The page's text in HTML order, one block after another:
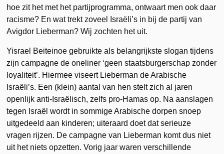
hoe zit het met het partijprogramma, ontwaart men ook daar
racisme? En wat trekt zoveel Israëli’s in bij de partij van
Avigdor Lieberman? Wij zochten het uit.
Yisrael Beiteinoe gebruikte als belangrijkste slogan tijdens
zijn campagne de oneliner ‘geen staatsburgerschap zonder
loyaliteit’. Hiermee viseert Lieberman de Arabische
Israëli’s. Een (klein) aantal van hen stelt zich al jaren
openlijk anti-Israëlisch, zelfs pro-Hamas op. Na aanslagen
tegen Israël wordt in sommige Arabische dorpen snoep
uitgedeeld aan kinderen; uiteraard doet dat serieuze
vragen rijzen. De campagne van Lieberman komt dus niet
uit het niets opzetten. Vorig jaar waren verschillende